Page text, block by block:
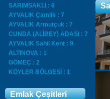
SARIMSAKLI : 6
AYVALIK Çamlik : 7
AYVALIK Armutçuk : 7
CUNDA (ALİBEY) ADASI : 7
AYVALIK Sahil Kent : 9
ALTINOVA : 1
GÖMEÇ : 2
KÖYLER BÖLGESİ : 1
Emlak Çeşitleri